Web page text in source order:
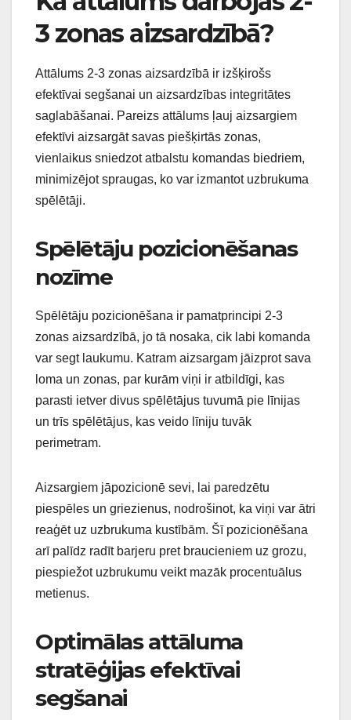
3 zonas aizsardzībā?
Attālums 2-3 zonas aizsardzībā ir izšķirošs
efektīvai segšanai un aizsardzības integritātes
saglabāšanai. Pareizs attālums ļauj aizsargiem
efektīvi aizsargāt savas piešķirtās zonas,
vienlaikus sniedzot atbalstu komandas biedriem,
minimizējot spraugas, ko var izmantot uzbrukuma
spēlētāji.
Spēlētāju pozicionēšanas
nozīme
Spēlētāju pozicionēšana ir pamatprincipi 2-3
zonas aizsardzībā, jo tā nosaka, cik labi komanda
var segt laukumu. Katram aizsargam jāizprot sava
loma un zonas, par kurām viņi ir atbildīgi, kas
parasti ietver divus spēlētājus tuvumā pie līnijas
un trīs spēlētājus, kas veido līniju tuvāk
perimetram.
Aizsargiem jāpozicionē sevi, lai paredzētu
piespēles un griezienus, nodrošinot, ka viņi var ātri
reaģēt uz uzbrukuma kustībām. Šī pozicionēšana
arī palīdz radīt barjeru pret braucieniem uz grozu,
piespiežot uzbrukumu veikt mazāk procentuālus
metienus.
Optimālas attāluma
stratēģijas efektīvai
segšanai